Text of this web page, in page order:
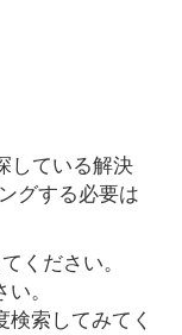
している解決
グする必要は
ください。
。
索してみてく